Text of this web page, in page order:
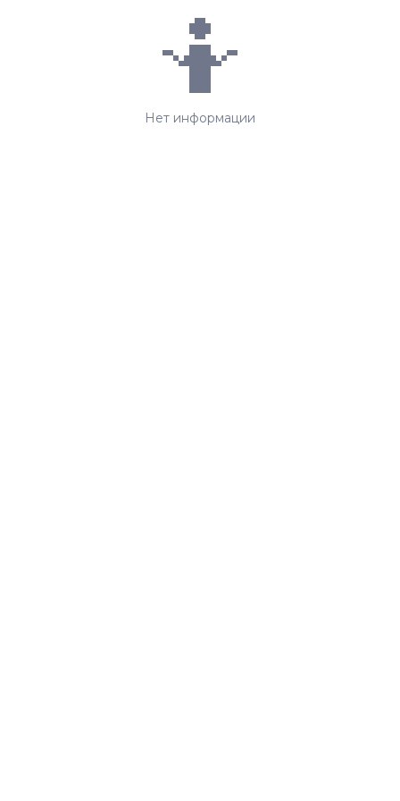
🤷
Нет информации